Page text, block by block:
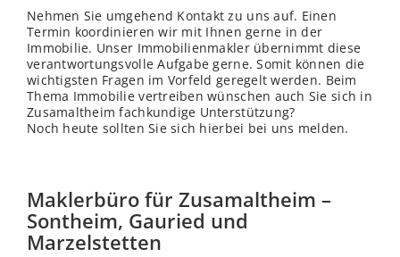
Nehmen Sie umgehend Kontakt zu uns auf. Einen
Termin koordinieren wir mit Ihnen gerne in der
Immobilie. Unser Immobilienmakler übernimmt diese
verantwortungsvolle Aufgabe gerne. Somit können die
wichtigsten Fragen im Vorfeld geregelt werden. Beim
Thema Immobilie vertreiben wünschen auch Sie sich in
Zusamaltheim fachkundige Unterstützung?
Noch heute sollten Sie sich hierbei bei uns melden.
Maklerbüro für Zusamaltheim –
Sontheim, Gauried und
Marzelstetten